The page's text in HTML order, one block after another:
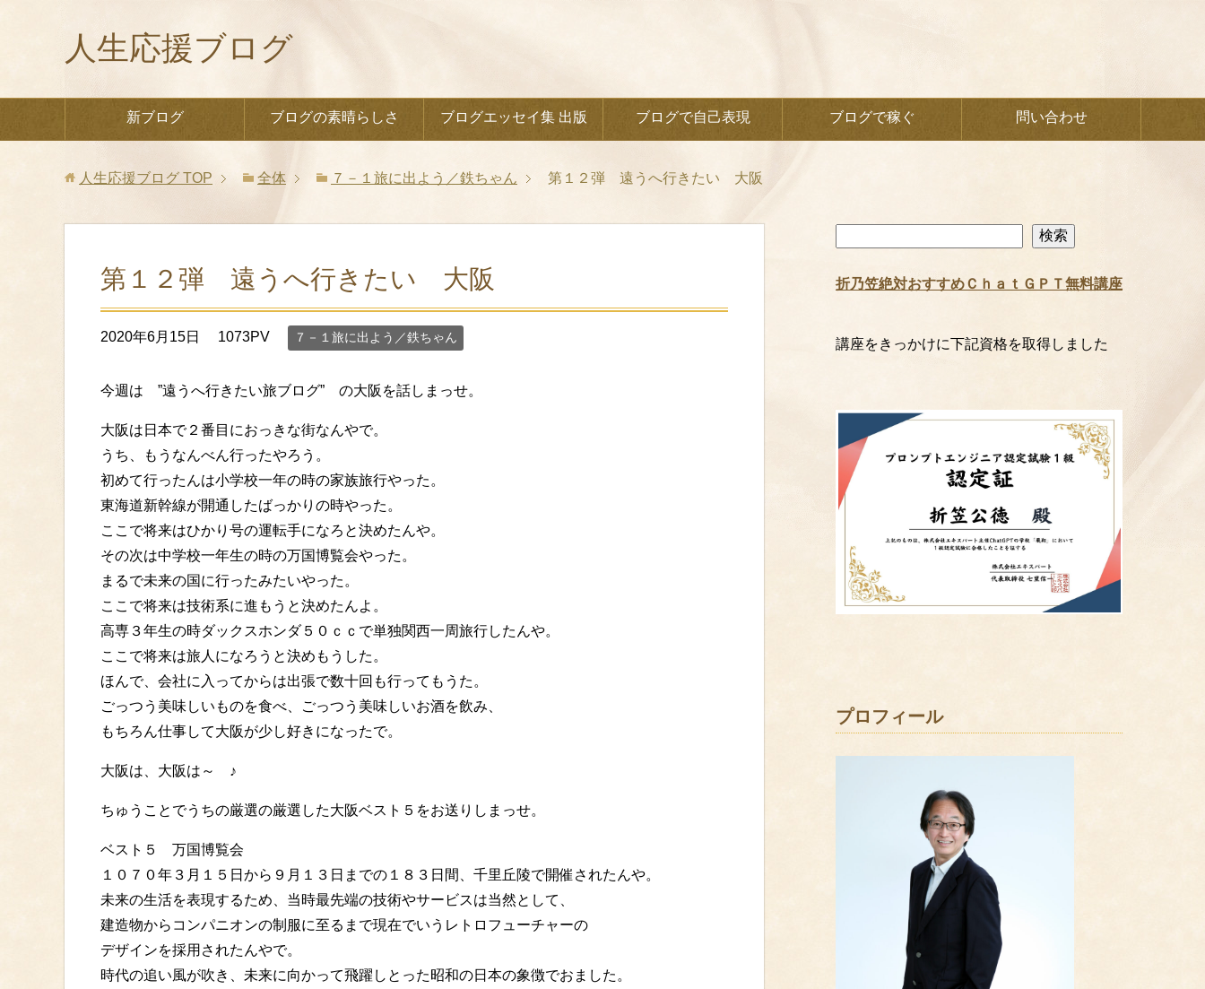
人生応援ブログ
新ブログ ブログの素晴らしさ ブログエッセイ集 出版 ブログで自己表現 ブログで稼ぐ 問い合わせ
人生応援ブログ TOP 全体 ７－１旅に出よう／鉄ちゃん 第１２弾 遠うへ行きたい 大阪
第１２弾 遠うへ行きたい 大阪
2020年6月15日 1073PV ７－１旅に出よう／鉄ちゃん
今週は ”遠うへ行きたい旅ブログ” の大阪を話しまっせ。
大阪は日本で２番目におっきな街なんやで。
うち、もうなんべん行ったやろう。
初めて行ったんは小学校一年の時の家族旅行やった。
東海道新幹線が開通したばっかりの時やった。
ここで将来はひかり号の運転手になろと決めたんや。
その次は中学校一年生の時の万国博覧会やった。
まるで未来の国に行ったみたいやった。
ここで将来は技術系に進もうと決めたんよ。
高専３年生の時ダックスホンダ５０ｃｃで単独関西一周旅行したんや。
ここで将来は旅人になろうと決めもうした。
ほんで、会社に入ってからは出張で数十回も行ってもうた。
ごっつう美味しいものを食べ、ごっつう美味しいお酒を飲み、
もちろん仕事して大阪が少し好きになったで。
大阪は、大阪は～ ♪
ちゅうことでうちの厳選の厳選した大阪ベスト５をお送りしまっせ。
ベスト５ 万国博覧会
１０７０年３月１５日から９月１３日までの１８３日間、千里丘陵で開催されたんや。
未来の生活を表現するため、当時最先端の技術やサービスは当然として、
建造物からコンパニオンの制服に至るまで現在でいうレトロフューチャーの
デザインを採用されたんやで。
時代の追い風が吹き、未来に向かって飛躍しとった昭和の日本の象徴でおました。
索
検索
折乃笠絶対おすすめＣｈａｔＧＰＴ無料講座
講座をきっかけに下記資格を取得しました
プロフィール